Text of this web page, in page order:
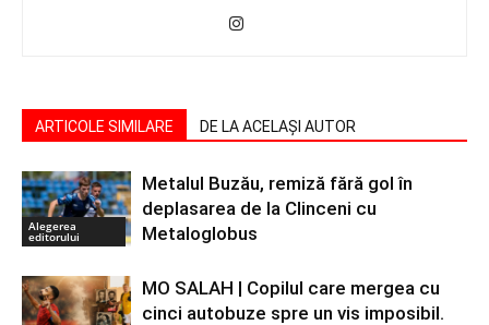
ARTICOLE SIMILARE DE LA ACELAȘI AUTOR
Alegerea
editorului
Metalul Buzău, remiză fără gol în
deplasarea de la Clinceni cu
Metaloglobus
MO SALAH | Copilul care mergea cu
cinci autobuze spre un vis imposibil.